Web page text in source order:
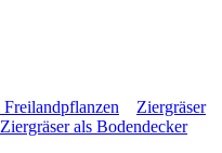
Ziergräser
Ziergräser als Bodendecker